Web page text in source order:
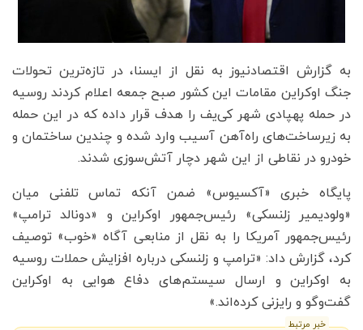
به گزارش اقتصادنیوز به نقل از ایسنا، در تازه‌ترین تحولات
جنگ اوکراین مقامات این کشور صبح جمعه اعلام کردند روسیه
در حمله پهپادی شهر کی‌یف را هدف قرار داده که در این حمله
به زیرساخت‌های راه‌آهن آسیب وارد شده و چندین ساختمان و
خودرو در نقاطی از این شهر دچار آتش‌سوزی شدند.
پایگاه خبری «آکسیوس» ضمن آنکه تماس تلفنی میان
«ولودیمیر زلنسکی» رئیس‌جمهور اوکراین و «دونالد ترامپ»
رئیس‌جمهور آمریکا را به نقل از منابعی آگاه «خوب» توصیف
کرد، گزارش داد: «ترامپ و زلنسکی درباره افزایش حملات روسیه
به اوکراین و ارسال سیستم‌های دفاع هوایی به اوکراین
گفت‌وگو و رایزنی کرده‌اند.»
خبر مرتبط